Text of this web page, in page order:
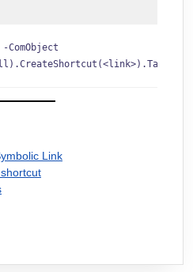
ComObject
Link